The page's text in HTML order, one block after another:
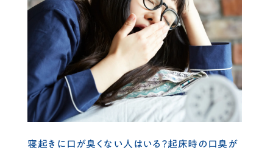
寝起きに口が臭くない人はいる？起床時の口臭が